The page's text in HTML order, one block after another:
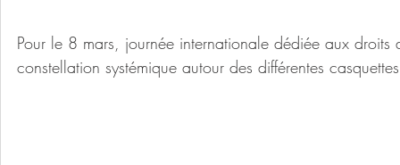
Pour le 8 mars, journée internationale dédiée aux
constellation systémique autour des différentes